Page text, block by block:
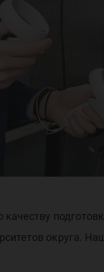
качеству
округа.